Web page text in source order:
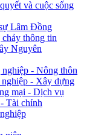
và cuộc sống
Lâm Đồng
thông tin
Nguyên
- Nông thôn
- Xây dựng
mại - Dịch vụ
Tài chính